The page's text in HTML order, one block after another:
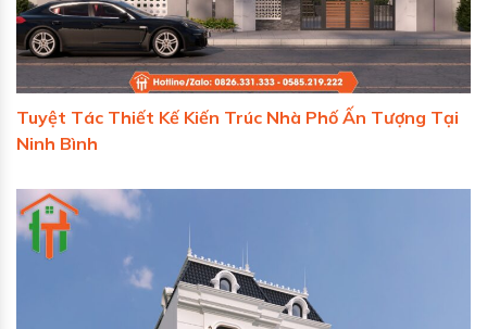
Tuyệt Tác Thiết Kế Kiến Trúc Nhà Phố Ấn Tượng Tại
Ninh Bình